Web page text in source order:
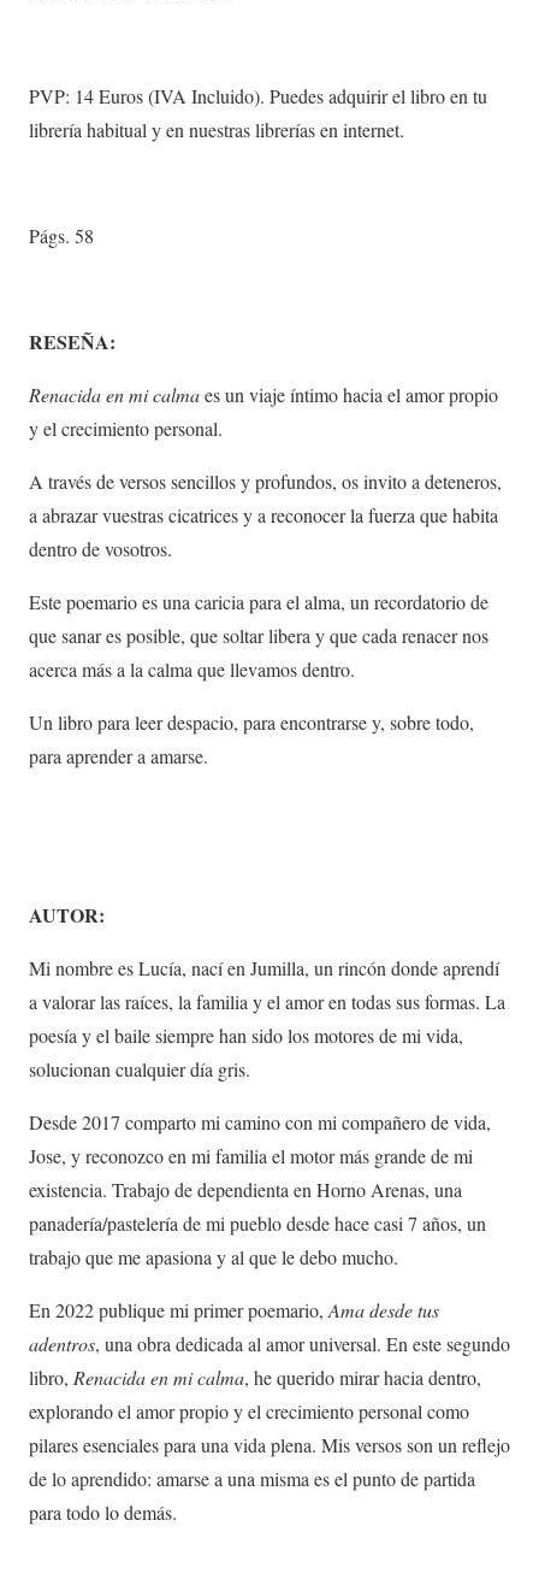
PVP: 14 Euros (IVA Incluido). Puedes adquirir el libro en tu
librería habitual y en nuestras librerías en internet.
Págs. 58
RESEÑA:
Renacida en mi calmaes un viaje íntimo hacia el amor propio
y el crecimiento personal.
A través de versos sencillos y profundos, os invito a deteneros,
a abrazar vuestras cicatrices y a reconocer la fuerza que habita
dentro de vosotros.
Este poemario es una caricia para el alma, un recordatorio de
que sanar es posible, que soltar libera y que cada renacer nos
acerca más a la calma que llevamos dentro.
Un libro para leer despacio, para encontrarse y, sobre todo,
para aprender a amarse.
AUTOR:
Mi nombre es Lucía, nací en Jumilla, un rincón donde aprendí
a valorar las raíces, la familia y el amor en todas sus formas. La
poesía y el baile siempre han sido los motores de mi vida,
solucionan cualquier día gris.
Desde 2017 comparto mi camino con mi compañero de vida,
Jose, y reconozco en mi familia el motor más grande de mi
existencia. Trabajo de dependienta en Horno Arenas, una
panadería/pastelería de mi pueblo desde hace casi 7 años, un
trabajo que me apasiona y al que le debo mucho.
En 2022 publique mi primer poemario, Ama desde tus
adentros, una obra dedicada al amor universal. En este segundo
libro, Renacida en mi calma, he querido mirar hacia dentro,
explorando el amor propio y el crecimiento personal como
pilares esenciales para una vida plena. Mis versos son un reflejo
de lo aprendido: amarse a una misma es el punto de partida
para todo lo demás.